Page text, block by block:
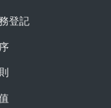
登記